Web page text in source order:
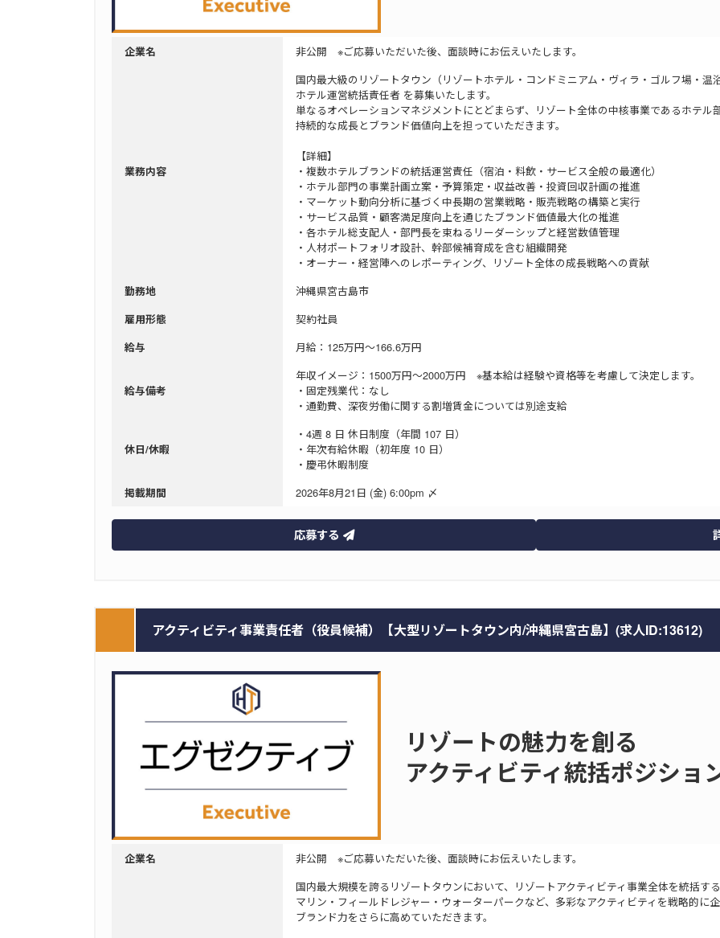
企業名 非公開 ※ご応募いただいた後、面談時にお伝えいたします。
業務内容
国内最大級のリゾートタウン（リゾートホテル・コンドミニアム・ヴィラ・ゴルフ場・温
ホテル運営統括責任者 を募集いたします。
単なるオペレーションマネジメントにとどまらず、リゾート全体の中核事業であるホテル
持続的な成長とブランド価値向上を担っていただきます。
【詳細】
・複数ホテルブランドの統括運営責任（宿泊・料飲・サービス全般の最適化）
・ホテル部門の事業計画立案・予算策定・収益改善・投資回収計画の推進
・マーケット動向分析に基づく中長期の営業戦略・販売戦略の構築と実行
・サービス品質・顧客満足度向上を通じたブランド価値最大化の推進
・各ホテル総支配人・部門長を束ねるリーダーシップと経営数値管理
・人材ポートフォリオ設計、幹部候補育成を含む組織開発
・オーナー・経営陣へのレポーティング、リゾート全体の成長戦略への貢献
勤務地 沖縄県宮古島市
雇用形態 契約社員
給与 月給：125万円～166.6万円
給与備考
年収イメージ：1500万円～2000万円 ※基本給は経験や資格等を考慮して決定します。
・固定残業代：なし
・通勤費、深夜労働に関する割増賃金については別途支給
休日/休暇
・4週 8 日 休日制度（年間 107 日）
・年次有給休暇（初年度 10 日）
・慶弔休暇制度
掲載期間 2026年8月21日 (金) 6:00pm 〆
応募する
アクティビティ事業責任者（役員候補）【大型リゾートタウン内/沖縄県宮古島】(求人ID:13612)
リゾートの魅力を創る
アクティビティ統括ポジショ
企業名 非公開 ※ご応募いただいた後、面談時にお伝えいたします。
国内最大規模を誇るリゾートタウンにおいて、リゾートアクティビティ事業全体を統括する
マリン・フィールドレジャー・ウォーターパークなど、多彩なアクティビティを戦略的に企
ブランド力をさらに高めていただきます。